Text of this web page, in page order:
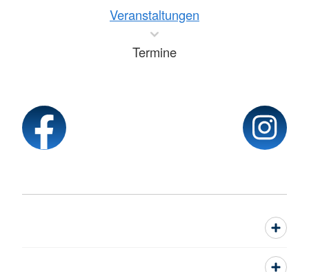
Veranstaltungen
Termine